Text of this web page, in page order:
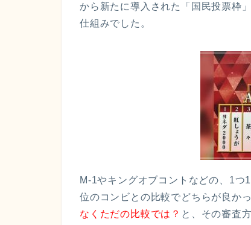
から新たに導入された「国民投票枠
仕組みでした。
M-1やキングオブコントなどの、1つ
位のコンビとの比較でどちらが良か
なくただの比較では？ と、その審査